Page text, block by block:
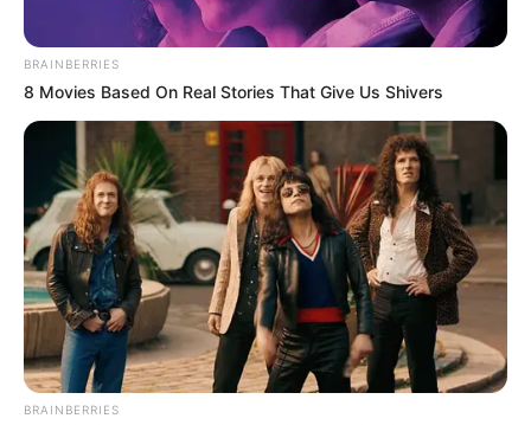
BRAINBERRIES
8 Movies Based On Real Stories That Give Us Shivers
BRAINBERRIES